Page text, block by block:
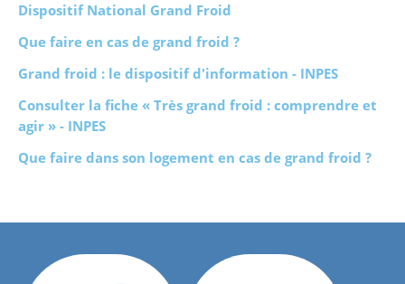
Dispositif National Grand Froid
Que faire en cas de grand froid ?
Grand froid : le dispositif d'information - INPES
Consulter la fiche « Très grand froid : comprendre et
agir » - INPES
Que faire dans son logement en cas de grand froid ?